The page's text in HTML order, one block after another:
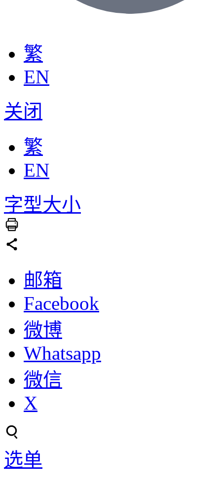
繁
EN
关闭
繁
EN
字型大小
邮箱
Facebook
微博
Whatsapp
微信
X
选单